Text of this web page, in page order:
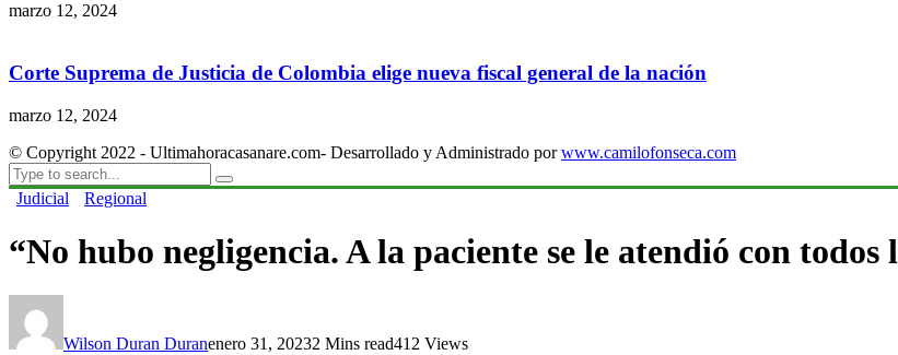
marzo 12, 2024
Corte Suprema de Justicia de Colombia elige nueva fiscal general de la nación
marzo 12, 2024
© Copyright 2022 - Ultimahoracasanare.com- Desarrollado y Administrado porwww.camilofonseca.com
Judicial Regional
“No hubo negligencia. A la paciente se le atendió con
Wilson Duran Duranenero 31, 20232 Mins read412 Views